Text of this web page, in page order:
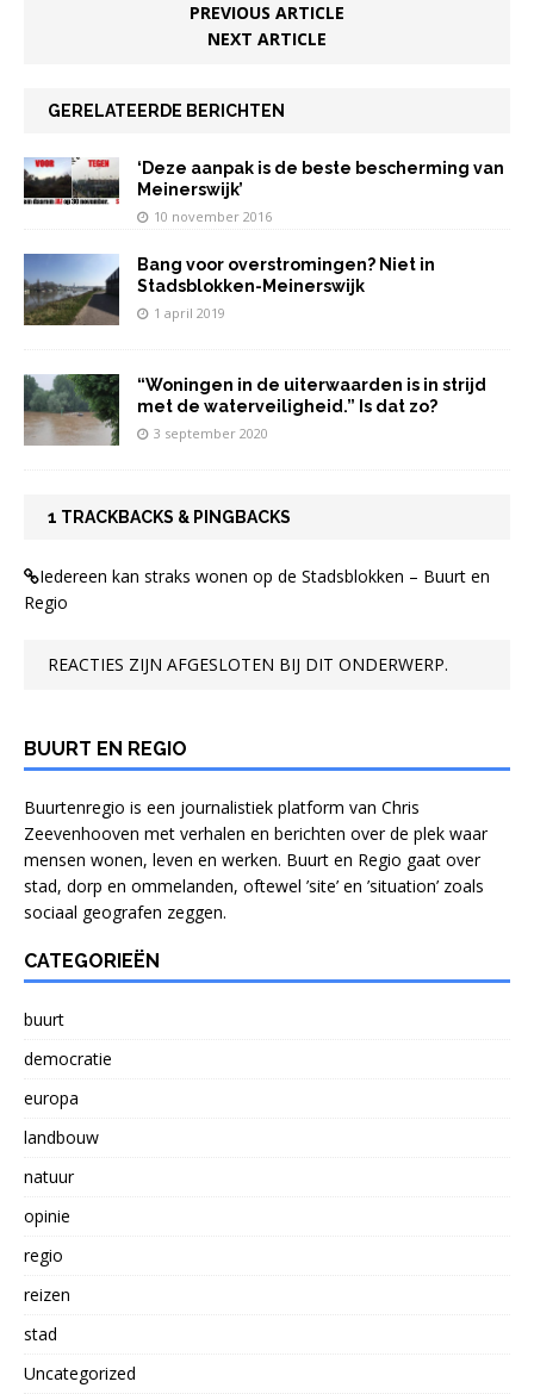
PREVIOUS ARTICLE
NEXT ARTICLE
GERELATEERDE BERICHTEN
‘Deze aanpak is de beste bescherming van
Meinerswijk’
10 november 2016
Bang voor overstromingen? Niet in
Stadsblokken-Meinerswijk
1 april 2019
“Woningen in de uiterwaarden is in strijd
met de waterveiligheid.” Is dat zo?
3 september 2020
1 TRACKBACKS & PINGBACKS
Iedereen kan straks wonen op de Stadsblokken – Buurt en
Regio
REACTIES ZIJN AFGESLOTEN BIJ DIT ONDERWERP.
BUURT EN REGIO
Buurtenregio is een journalistiek platform van Chris
Zeevenhooven met verhalen en berichten over de plek waar
mensen wonen, leven en werken. Buurt en Regio gaat over
stad, dorp en ommelanden, oftewel ’site’ en ’situation’ zoals
sociaal geografen zeggen.
CATEGORIEËN
buurt
democratie
europa
landbouw
natuur
opinie
regio
reizen
stad
Uncategorized